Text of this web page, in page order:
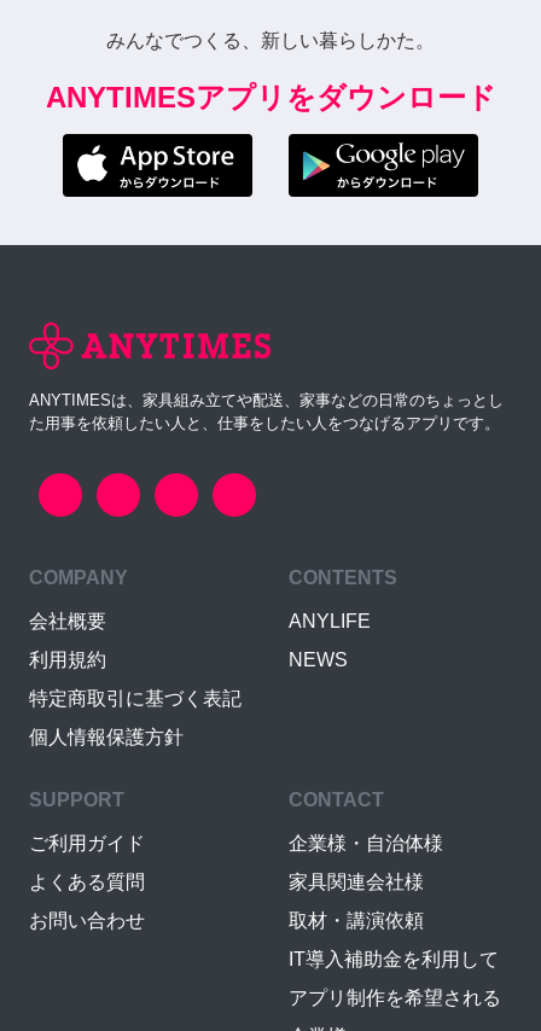
みんなでつくる、新しい暮らしかた。
ANYTIMESアプリをダウンロード
ANYTIMESは、家具組み立てや配送、家事などの日常のちょっとし
た用事を依頼したい人と、仕事をしたい人をつなげるアプリです。
COMPANY
会社概要
利用規約
特定商取引に基づく表記
個人情報保護方針
CONTENTS
ANYLIFE
NEWS
SUPPORT
ご利用ガイド
よくある質問
お問い合わせ
CONTACT
企業様・自治体様
家具関連会社様
取材・講演依頼
IT導入補助金を利用して
アプリ制作を希望される